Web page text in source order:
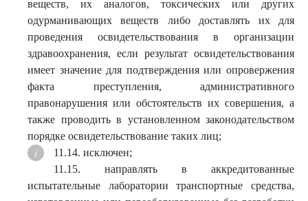
веществ, их аналогов, токсических или других
одурманивающих веществ либо доставлять их для
проведения освидетельствования в организации
здравоохранения, если результат освидетельствования
имеет значение для подтверждения или опровержения
факта преступления, административного
правонарушения или обстоятельств их совершения, а
также проводить в установленном законодательством
порядке освидетельствование таких лиц;
11.14. исключен;
11.15. направлять в аккредитованные
испытательные лаборатории транспортные средства,